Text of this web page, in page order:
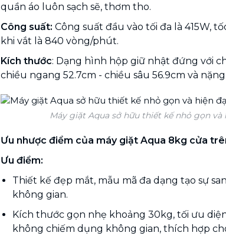
quần áo luôn sạch sẽ, thơm tho.
Công suất: Công suất đầu vào tối đa là 415W,
khi vắt là 840 vòng/phút.
Kích thước: Dạng hình hộp giữ nhật đứng với
chiều ngang 52.7cm - chiều sâu 56.9cm và
Máy giặt Aqua sở hữu thiết kế nhỏ gọn và
Ưu nhược điểm của máy giặt Aqua 8kg cửa
Ưu điểm:
Thiết kế đẹp mắt, mẫu mã đa dạng tạo sự
không gian.
Kích thước gọn nhẹ khoảng 30kg, tối ưu
không chiếm dụng không gian, thích hợp